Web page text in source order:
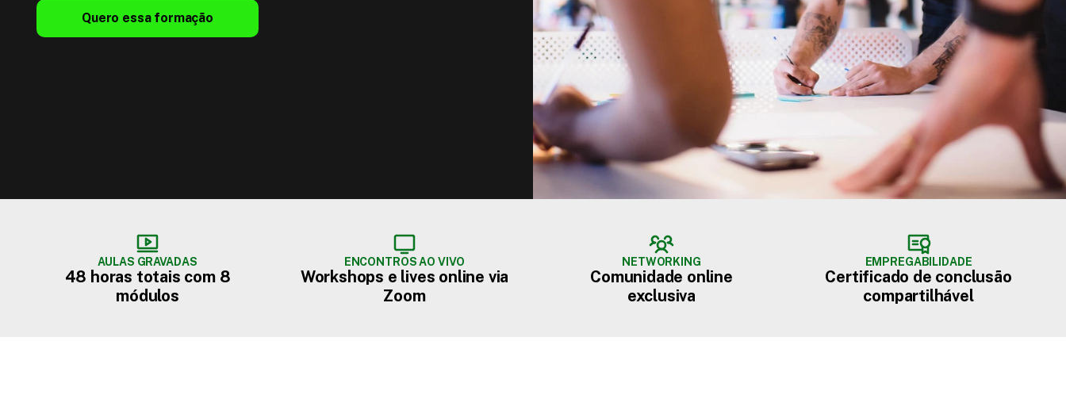
Quero essa formação
AULAS GRAVADAS
48 horas totais com 8
módulos
ENCONTROS AO VIVO
Workshops e lives online via
Zoom
NETWORKING
Comunidade online
exclusiva
EMPREGABILIDADE
Certificado de conclusão
compartilhável